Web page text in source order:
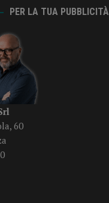
PER LA TUA PUBBLICITÀ
60